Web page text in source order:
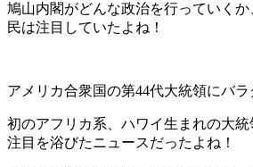
鳩山内閣がどんな政治を行っていく
民は注目していたよね！
アメリカ合衆国の第44代大統領にバ
初のアフリカ系、ハワイ生まれの大統
注目を浴びたニュースだったよね！